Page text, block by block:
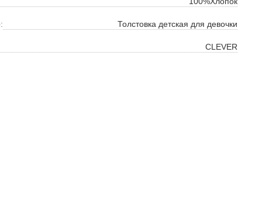
Толстовка детская для девочки
CLEVER